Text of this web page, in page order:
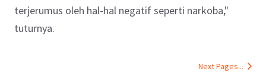
terjerumus oleh hal-hal negatif seperti narkoba,"
tuturnya.
Next Pages...